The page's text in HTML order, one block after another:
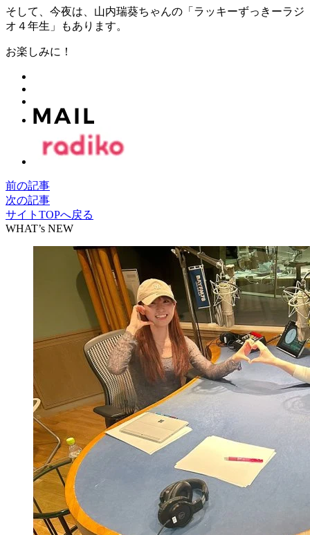
そして、今夜は、山内瑞葵ちゃんの「ラッキーずっきーラジ
オ４年生」もあります。
お楽しみに！
前の記事
次の記事
サイトTOPへ戻る
WHAT’s NEW